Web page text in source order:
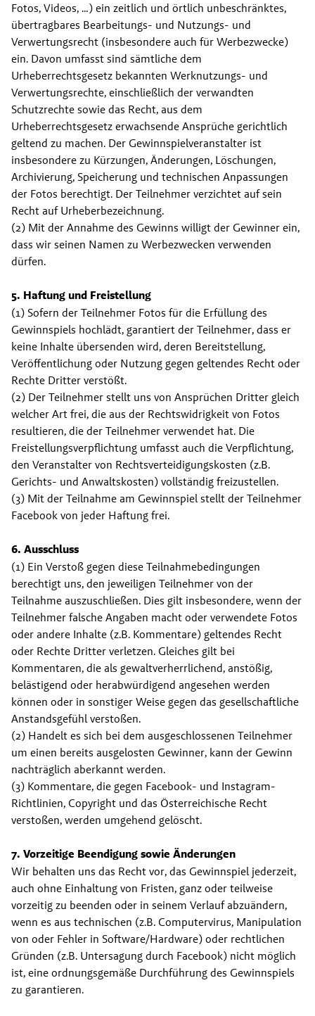
Fotos, Videos, …) ein zeitlich und örtlich unbeschränktes,
übertragbares Bearbeitungs- und Nutzungs- und
Verwertungsrecht (insbesondere auch für Werbezwecke)
ein. Davon umfasst sind sämtliche dem
Urheberrechtsgesetz bekannten Werknutzungs- und
Verwertungsrechte, einschließlich der verwandten
Schutzrechte sowie das Recht, aus dem
Urheberrechtsgesetz erwachsende Ansprüche gerichtlich
geltend zu machen. Der Gewinnspielveranstalter ist
insbesondere zu Kürzungen, Änderungen, Löschungen,
Archivierung, Speicherung und technischen Anpassungen
der Fotos berechtigt. Der Teilnehmer verzichtet auf sein
Recht auf Urheberbezeichnung.
(2) Mit der Annahme des Gewinns willigt der Gewinner ein,
dass wir seinen Namen zu Werbezwecken verwenden
dürfen.
5. Haftung und Freistellung
(1) Sofern der Teilnehmer Fotos für die Erfüllung des
Gewinnspiels hochlädt, garantiert der Teilnehmer, dass er
keine Inhalte übersenden wird, deren Bereitstellung,
Veröffentlichung oder Nutzung gegen geltendes Recht oder
Rechte Dritter verstößt.
(2) Der Teilnehmer stellt uns von Ansprüchen Dritter gleich
welcher Art frei, die aus der Rechtswidrigkeit von Fotos
resultieren, die der Teilnehmer verwendet hat. Die
Freistellungsverpflichtung umfasst auch die Verpflichtung,
den Veranstalter von Rechtsverteidigungskosten (z.B.
Gerichts- und Anwaltskosten) vollständig freizustellen.
(3) Mit der Teilnahme am Gewinnspiel stellt der Teilnehmer
Facebook von jeder Haftung frei.
6. Ausschluss
(1) Ein Verstoß gegen diese Teilnahmebedingungen
berechtigt uns, den jeweiligen Teilnehmer von der
Teilnahme auszuschließen. Dies gilt insbesondere, wenn der
Teilnehmer falsche Angaben macht oder verwendete Fotos
oder andere Inhalte (z.B. Kommentare) geltendes Recht
oder Rechte Dritter verletzen. Gleiches gilt bei
Kommentaren, die als gewaltverherrlichend, anstößig,
belästigend oder herabwürdigend angesehen werden
können oder in sonstiger Weise gegen das gesellschaftliche
Anstandsgefühl verstoßen.
(2) Handelt es sich bei dem ausgeschlossenen Teilnehmer
um einen bereits ausgelosten Gewinner, kann der Gewinn
nachträglich aberkannt werden.
(3) Kommentare, die gegen Facebook- und Instagram-
Richtlinien, Copyright und das Österreichische Recht
verstoßen, werden umgehend gelöscht.
7. Vorzeitige Beendigung sowie Änderungen
Wir behalten uns das Recht vor, das Gewinnspiel jederzeit,
auch ohne Einhaltung von Fristen, ganz oder teilweise
vorzeitig zu beenden oder in seinem Verlauf abzuändern,
wenn es aus technischen (z.B. Computervirus, Manipulation
von oder Fehler in Software/Hardware) oder rechtlichen
Gründen (z.B. Untersagung durch Facebook) nicht möglich
ist, eine ordnungsgemäße Durchführung des Gewinnspiels
zu garantieren.